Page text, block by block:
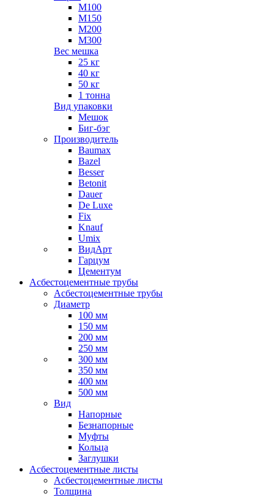
М100
М150
М200
М300
Вес мешка
25 кг
40 кг
50 кг
1 тонна
Вид упаковки
Мешок
Биг-бэг
Производитель
Baumax
Bazel
Besser
Betonit
Dauer
De Luxe
Fix
Knauf
Umix
ВидАрт
Гарцум
Цементум
Асбестоцементные трубы
Асбестоцементные трубы
Диаметр
100 мм
150 мм
200 мм
250 мм
300 мм
350 мм
400 мм
500 мм
Вид
Напорные
Безнапорные
Муфты
Кольца
Заглушки
Асбестоцементные листы
Асбестоцементные листы
Толщина